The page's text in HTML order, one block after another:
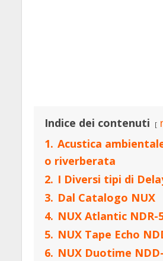
Indice dei contenuti
1. Acustica
o riverberata
2. I Diversi tipi di
3. Dal Catalogo NUX
4. NUX Atlantic NDR-
5. NUX Tape Echo
6. NUX Duotime